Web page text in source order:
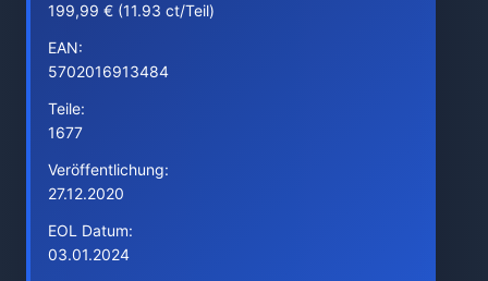
199,99 € (11.93 ct/Teil)
EAN:
5702016913484
Teile:
1677
Veröffentlichung:
27.12.2020
EOL Datum:
03.01.2024